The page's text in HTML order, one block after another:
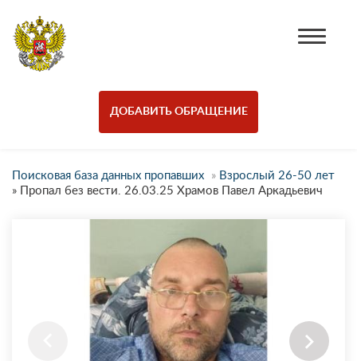
ДОБАВИТЬ ОБРАЩЕНИЕ
Поисковая база данных пропавших » Взрослый 26-50 лет
»
Пропал без вести. 26.03.25 Храмов Павел Аркадьевич